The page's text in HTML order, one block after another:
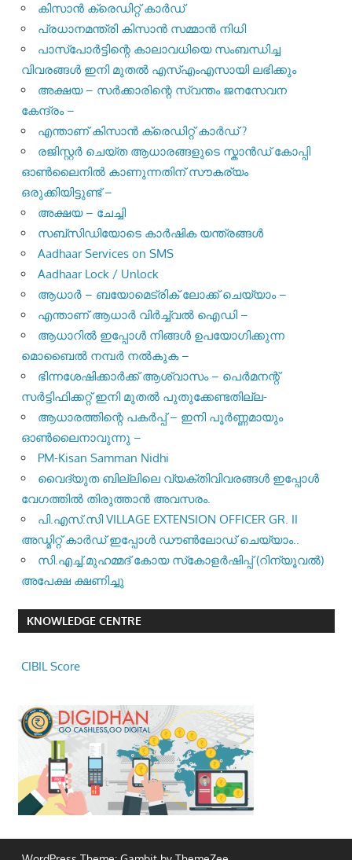
കിസാന്‍ ക്രെ‍ഡിറ്റ് കാര്‍ഡ്
പ്രധാനമന്ത്രി കിസാന്‍ സമ്മാന്‍ നിധി
പാസ്‌പോര്‍ട്ടിന്റെ കാലാവധിയെ സംബന്ധിച്ച
വിവരങ്ങള്‍ ഇനി മുതല്‍ എസ്എംഎസായി ലഭിക്കും
അക്ഷയ – സർക്കാരിന്റെ സ്വന്തം ജനസേവന
കേന്ദ്രം –
എന്താണ് കിസാൻ ക്രെഡിറ്റ് കാർഡ് ?
രജിസ്റ്റര്‍ ചെയ്ത ആധാരങ്ങളുടെ സ്കാന്‍ഡ് കോപ്പി
ഓണ്‍ലൈനില്‍ കാണുന്നതിന് സൗകര്യം
ഒരുക്കിയിട്ടുണ്ട് –
അക്ഷയ – ചേച്ചി
സബ്സിഡിയോടെ കാർഷിക യന്ത്രങ്ങൾ
Aadhaar Services on SMS
Aadhaar Lock / Unlock
ആധാർ – ബയോമെട്രിക് ലോക്ക് ചെയ്യാം –
എന്താണ് ആധാർ വിർച്ച്വൽ ഐഡി –
ആധാറിൽ ഇപ്പോൾ നിങ്ങൾ ഉപയോഗിക്കുന്ന
മൊബൈൽ നമ്പർ നൽകുക –
ഭിന്നശേഷിക്കാർക്ക് ആശ്വാസം – പെർമനന്റ്
സർട്ടിഫിക്കറ്റ് ഇനി മുതൽ പുതുക്കേണ്ടതില്ല-
ആധാരത്തിന്റെ പകർപ്പ് – ഇനി പൂർണ്ണമായും
ഓൺലൈനാവുന്നു –
PM-Kisan Samman Nidhi
വൈദ്യുത ബില്ലിലെ വ്യക്തിവിവരങ്ങൾ ഇപ്പോൾ
വേഗത്തിൽ തിരുത്താൻ അവസരം.
പി.എസ്.സി VILLAGE EXTENSION OFFICER GR. II
അഡ്മിറ്റ് കാർഡ് ഇപ്പോൾ ഡൗൺലോഡ് ചെയ്യാം..
സി.എച്ച്.മുഹമ്മദ് കോയ സ്‌കോളർഷിപ്പ് (റിന്യൂവൽ)
അപേക്ഷ ക്ഷണിച്ചു
KNOWLEDGE CENTRE
CIBIL Score